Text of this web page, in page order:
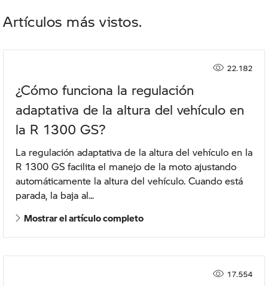
Artículos más vistos
22.182
¿Cómo funciona la regulación
adaptativa de la altura del vehículo en
la R 1300 GS?
La regulación adaptativa de la altura del vehículo en la
R 1300 GS facilita el manejo de la moto ajustando
automáticamente la altura del vehículo. Cuando está
parada, la baja al...
Mostrar el artículo completo
17.554